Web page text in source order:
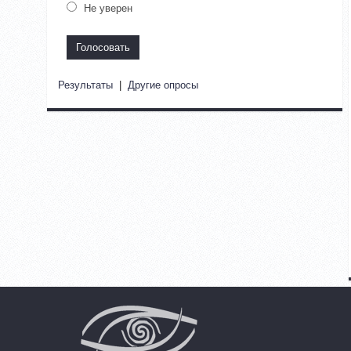
Не уверен
Результаты | Другие опросы